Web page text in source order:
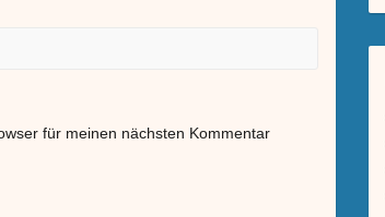
für meinen nächsten Kommentar